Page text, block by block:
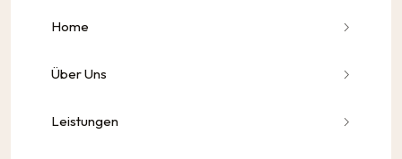
Home
Über Uns
Leistungen